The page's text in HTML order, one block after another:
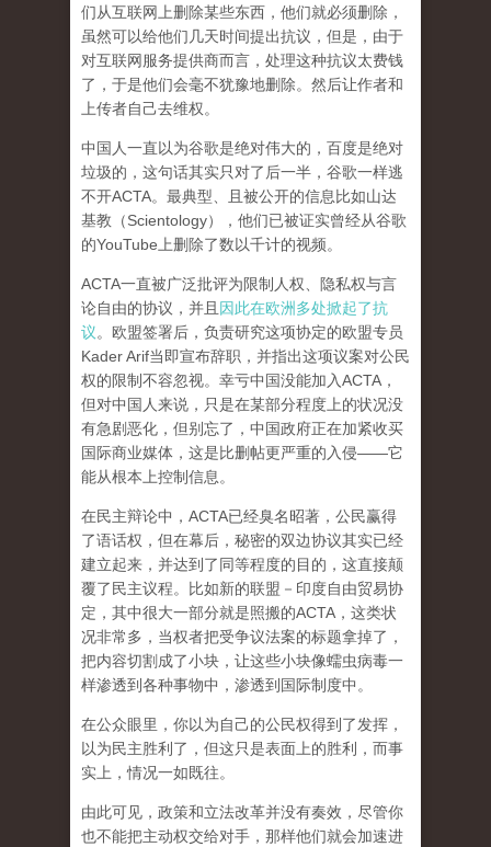
们从互联网上删除某些东西，他们就必须删除，
虽然可以给他们几天时间提出抗议，但是，由于
对互联网服务提供商而言，处理这种抗议太费钱
了，于是他们会毫不犹豫地删除。然后让作者和
上传者自己去维权。
中国人一直以为谷歌是绝对伟大的，百度是绝对
垃圾的，这句话其实只对了后一半，谷歌一样逃
不开ACTA。最典型、且被公开的信息比如山达
基教（Scientology），他们已被证实曾经从谷歌
的YouTube上删除了数以千计的视频。
ACTA一直被广泛批评为限制人权、隐私权与言
论自由的协议，并且 因此在欧洲多处掀起了抗
议。欧盟签署后，负责研究这项协定的欧盟专员
Kader Arif当即宣布辞职，并指出这项议案对公民
权的限制不容忽视。 幸亏中国没能加入ACTA，
但对中国人来说，只是在某部分程度上的状况没
有急剧恶化，但别忘了，中国政府正在加紧收买
国际商业媒体，这是比删帖更严重的入侵——它
能从根本上控制信息。
在民主辩论中，ACTA已经臭名昭著，公民赢得
了语话权，但在幕后，秘密的双边协议其实已经
建立起来，并达到了同等程度的目的，这直接颠
覆了民主议程。比如新的联盟－印度自由贸易协
定，其中很大一部分就是照搬的ACTA，这类状
况非常多，当权者把受争议法案的标题拿掉了，
把内容切割成了小块，让这些小块像蠕虫病毒一
样渗透到各种事物中，渗透到国际制度中。
在公众眼里，你以为自己的公民权得到了发挥，
以为民主胜利了，但这只是表面上的胜利，而事
实上，情况一如既往。
由此可见，政策和立法改革并没有奏效，尽管你
也不能把主动权交给对手，那样他们就会加速进